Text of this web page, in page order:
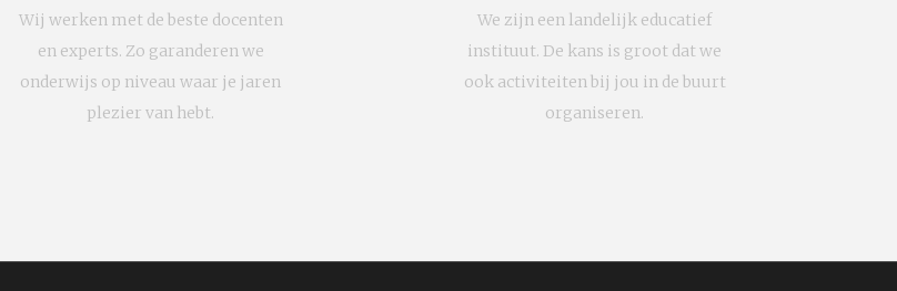
Wij werken met de beste docenten
en experts. Zo garanderen we
onderwijs op niveau waar je jaren
plezier van hebt.
We zijn een landelijk educatief
instituut. De kans is groot dat we
ook activiteiten bij jou in de buurt
organiseren.